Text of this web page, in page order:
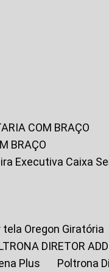
COM BRAÇO
BRAÇO
Executiva Caixa
tela Oregon Giratória
DIRETOR
Plus
Poltrona